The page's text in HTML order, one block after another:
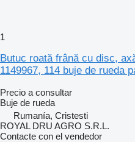
1
Butuc roată frână cu disc,
1149967, 114 buje de rueda
Precio a consultar
Buje de rueda
Rumanía, Cristesti
ROYAL DRU AGRO S.R.L.
Contacte con el vendedor